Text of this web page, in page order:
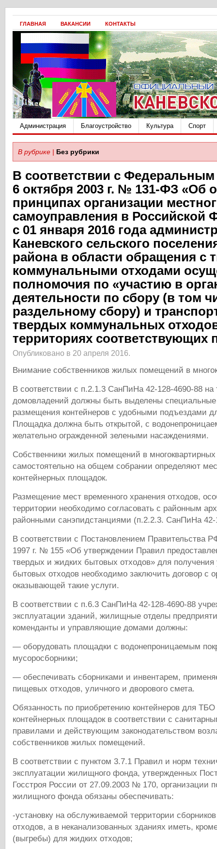
ГЛАВНАЯ ВАКАНСИИ КОНТАКТЫ
Администрация Благоустройство Культура Спорт
В рубрике | Без рубрики
В соответствии с Федеральным
6 октября 2003 г. № 131-ФЗ «Об
принципах организации
самоуправления в Российской
с 01 января 2016 года
Каневского сельского
района в области обращения с
коммунальными отходами
полномочия по «участию в
деятельности по сбору (в том
раздельному сбору) и
твердых коммунальных
территориях соответствующих
Опубликовано в 20 апреля 2016.
Внимание собственников жилых помещений в
В соответствии с п.2.1.3 СанПиНа 42-128-4690-88 на
домовладений должны быть выделены
размещения контейнеров с удобными подъездами
Площадка должна быть открытой, с
желательно огражденной зелеными насаждениями.
Собственники жилых помещений в
самостоятельно на общем собрании определяют
контейнерных площадок.
Размещение мест временного хранения отходов,
территории необходимо согласовать с районным
районными санэпидстанциями (п.2.2.3. СанПиНа 42-
В соответствии с Постановлением Правительства
1997 г. № 155 «Об утверждении Правил
твердых и жидких бытовых отходов» для получения
бытовых отходов необходимо заключить договор с
оказывающей такие услуги.
В соответствии с п.6.3 СанПиНа 42-128-4690-88
эксплуатации зданий, жилищные отделы
коменданты и управляющие домами должны:
— оборудовать площадки с водонепроницаемым
мусоросборники;
— обеспечивать сборниками и инвентарем,
пищевых отходов, уличного и дворового смета.
Обязанность по приобретению контейнеров для ТБО
контейнерных площадок в соответствии с
правилами и действующим законодательством
собственников жилых помещений.
В соответствии с пунктом 3.7.1 Правил и норм
эксплуатации жилищного фонда, утвержденных
Госстроя России от 27.09.2003 № 170, организации
жилищного фонда обязаны обеспечивать:
-установку на обслуживаемой территории
отходов, а в неканализованных зданиях иметь,
(выгребы) для жидких отходов;